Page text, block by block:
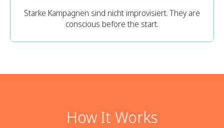
Starke Kampagnen sind nicht improvisiert. They are
conscious before the start.
How It Works